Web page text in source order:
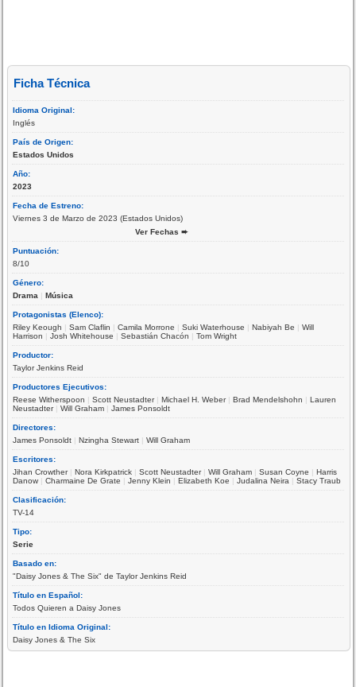
Ficha Técnica
Idioma Original:
Inglés
País de Origen:
Estados Unidos
Año:
2023
Fecha de Estreno:
Viernes 3 de Marzo de 2023 (Estados Unidos)
Ver Fechas ➨
Puntuación:
8/10
Género:
Drama |Música
Protagonistas (Elenco):
Riley Keough |Sam Claflin |Camila Morrone |Suki Waterhouse |Nabiyah Be |Will
Harrison |Josh Whitehouse |Sebastián Chacón |Tom Wright
Productor:
Taylor Jenkins Reid
Productores Ejecutivos:
Reese Witherspoon |Scott Neustadter|Michael H. Weber|Brad Mendelshohn |Lauren
Neustadter|Will Graham |James Ponsoldt
Directores:
James Ponsoldt |Nzingha Stewart |Will Graham
Escritores:
Jihan Crowther|Nora Kirkpatrick |Scott Neustadter|Will Graham |Susan Coyne |Harris
Danow |Charmaine De Grate |Jenny Klein |Elizabeth Koe |Judalina Neira |Stacy Traub
Clasificación:
TV-14
Tipo:
Serie
Basado en:
"Daisy Jones & The Six" de Taylor Jenkins Reid
Título en Español:
Todos Quieren a Daisy Jones
Título en Idioma Original:
Daisy Jones & The Six